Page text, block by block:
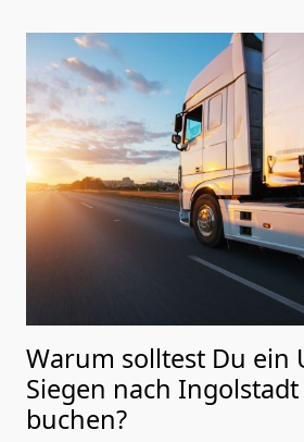
Warum solltest Du ein
Siegen nach Ingolstadt
buchen?